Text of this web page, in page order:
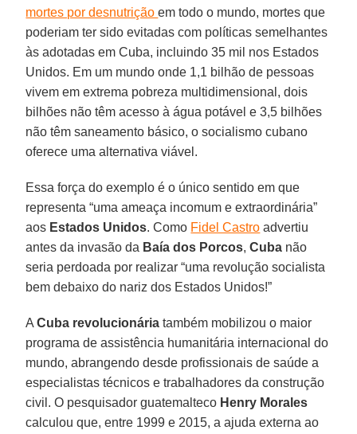
mortes por desnutriçãoem todo o mundo, mortes que
poderiam ter sido evitadas com políticas semelhantes
às adotadas em Cuba, incluindo 35 mil nos Estados
Unidos. Em um mundo onde 1,1 bilhão de pessoas
vivem em extrema pobreza multidimensional, dois
bilhões não têm acesso à água potável e 3,5 bilhões
não têm saneamento básico, o socialismo cubano
oferece uma alternativa viável.
Essa força do exemplo é o único sentido em que
representa “uma ameaça incomum e extraordinária”
aos Estados Unidos. Como Fidel Castro advertiu
antes da invasão da Baía dos Porcos,Cuba não
seria perdoada por realizar “uma revolução socialista
bem debaixo do nariz dos Estados Unidos!”
ACuba revolucionária também mobilizou o maior
programa de assistência humanitária internacional do
mundo, abrangendo desde profissionais de saúde a
especialistas técnicos e trabalhadores da construção
civil. O pesquisador guatemalteco Henry Morales
calculou que, entre 1999 e 2015, a ajuda externa ao